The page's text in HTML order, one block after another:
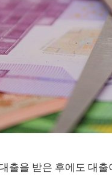
출을 받은 후에도 대